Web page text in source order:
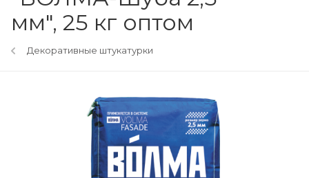
мм", 25 кг оптом
Декоративные штукатурки